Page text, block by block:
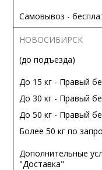
Самовывоз -
НОВОСИБИРСК
(до подъезда)
До 15 кг - Правый
До 30 кг - Правый
До 50 кг - Правый
Более 50 кг по
Дополнительные
"Доставка"